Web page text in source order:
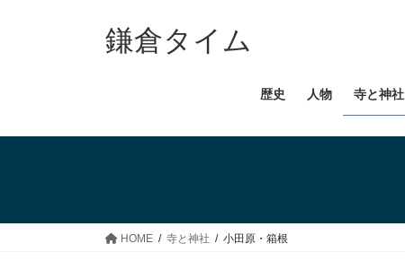
ス
ン
鎌倉タイム
歴史 人物 寺と神社
HOME 寺と神社 小田原・箱根